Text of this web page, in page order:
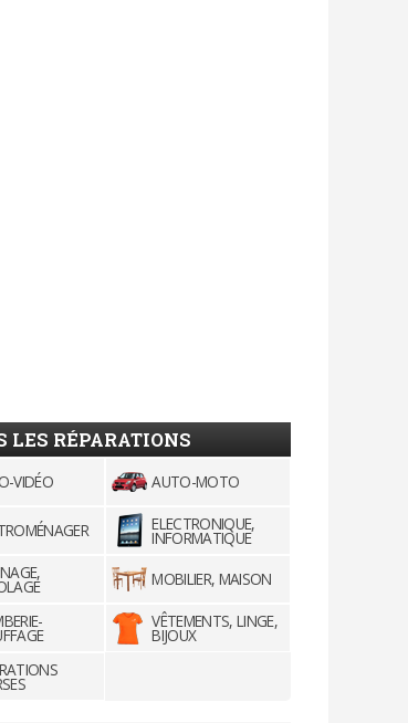
LES RÉPARATIONS
VIDÉO AUTO-MOTO
ELECTRONIQUE,
INFORMATIQUE
MOBILIER, MAISON
VÊTEMENTS, LINGE,
BIJOUX